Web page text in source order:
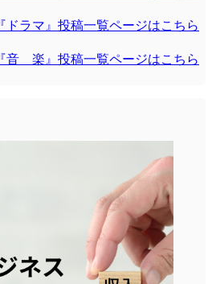
ドラマ』投稿一覧ページはこちら
音 楽』投稿一覧ページはこちら